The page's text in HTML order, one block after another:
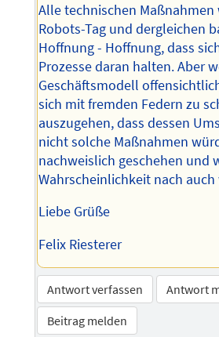
Alle technischen
Robots-Tag und dergleichen
Hoffnung - Hoffnung, dass
Prozesse daran halten. Aber
Geschäftsmodell
sich mit fremden Federn zu
auszugehen, dass dessen
nicht solche Maßnahmen
nachweislich geschehen und
Wahrscheinlichkeit nach
Liebe Grüße
Felix Riesterer
Antwort verfassen
Antwort
Beitrag melden